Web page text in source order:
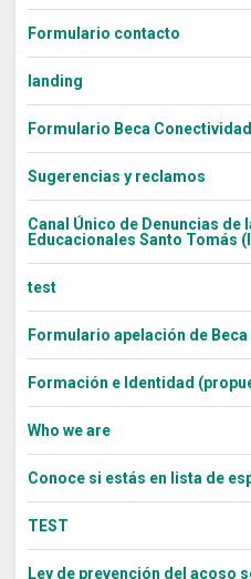
Formulario contacto
landing
Formulario Beca
Sugerencias y reclamos
Canal Único de Denuncias de
Educacionales Santo Tomás
test
Formulario apelación de
Formación e Identidad
Who we are
Conoce si estás en lista de
TEST
Ley de prevención del acoso